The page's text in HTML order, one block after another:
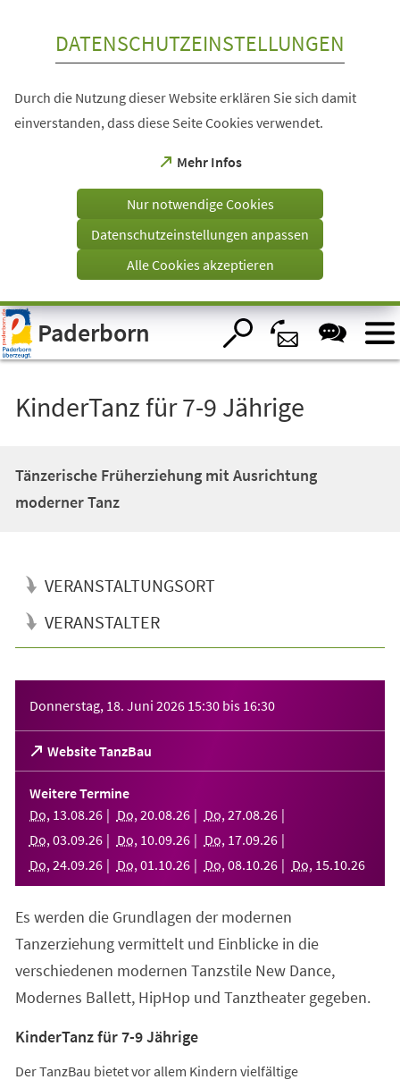
Visuelle
Assistenzsoftware
öffnen.
DATENSCHUTZEINSTELLUNGEN
Durch die Nutzung dieser Website erklären Sie sich damit
einverstanden, dass diese Seite Cookies verwendet.
Mehr Infos
(Öffnet
einem
Tab)
Nur notwendige Cookies
Datenschutzeinstellungen anpassen
Alle Cookies akzeptieren
Paderborn
KinderTanz für 7-9 Jährige
Tänzerische Früherziehung mit Ausrichtung
moderner Tanz
VERANSTALTUNGSORT
VERANSTALTER
Donnerstag, 18. Juni 2026 15:30 bis 16:30
Website TanzBau
(Öffnet
in
einem
neuen
Tab)
Weitere Termine
Do, 13.08.26 Do, 20.08.26 Do, 27.08.26
Do, 03.09.26 Do, 10.09.26 Do, 17.09.26
Do, 24.09.26 Do, 01 .10.26 Do, 08.10.26 Do, 15.10.26
Es werden die Grundlagen der modernen
Tanzerziehung vermittelt und Einblicke in die
verschiedenen modernen Tanzstile New Dance,
Modernes Ballett, HipHop und Tanztheater gegeben.
KinderTanz für 7-9 Jährige
Der TanzBau bietet vor allem Kindern vielfältige